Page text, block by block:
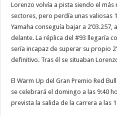
Lorenzo volvía a pista siendo el
sectores, pero perdía unas valiosas
Yamaha conseguía bajar a
delante. La réplica del #93 llegaría
sería incapaz de superar su propio
definitivo. Tras él se situaban
El Warm Up del Gran Premio Red
se celebrará el domingo a las 9:40
prevista la salida de la carrera a las